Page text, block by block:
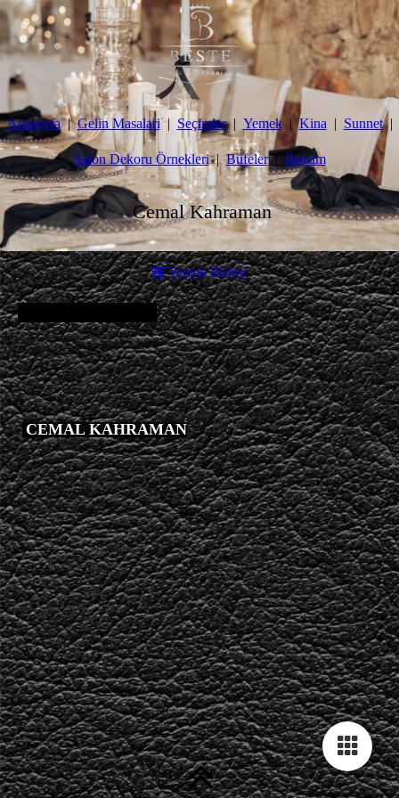
Anasayfa Gelin Masalari Seçimler Yemek Kina Sunnet
Salon Dekoru Örnekleri Büfeler İletisim
Cemal Kahraman
Yemek Bufesi
CEMAL KAHRAMAN